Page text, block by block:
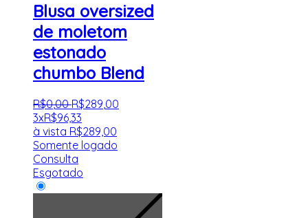
Blusa oversized
de moletom
estonado
chumbo Blend
R$0,00 R$289,00
3xR$96,33
à vista R$289,00
Somente logado
Consulta
Esgotado